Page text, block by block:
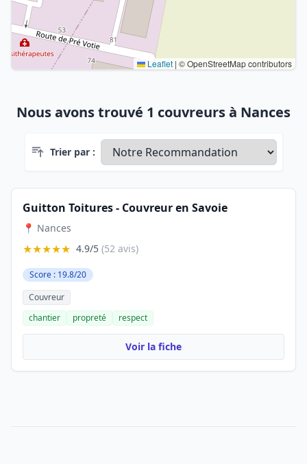
Leaflet | © OpenStreetMap contributors
Nous avons trouvé 1 couvreurs à Nances
Trier par :
Guitton Toitures - Couvreur en Savoie
📍 Nances
★★★★★ 4.9/5 (52 avis)
Score : 19.8/20
Couvreur
chantier
propreté respect
Voir la fiche